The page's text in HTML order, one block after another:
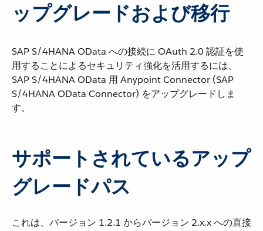
ップグレードおよび移行
SAP S/4HANA OData への接続に OAuth 2.0 認証を使
用することによるセキュリティ強化を活用するには、
SAP S/4HANA OData 用 Anypoint Connector (SAP
S/4HANA OData Connector) をアップグレードしま
す。
サポートされているアップ
グレードパス
これは、バージョン 1.2.1 からバージョン 2.x.x への直接